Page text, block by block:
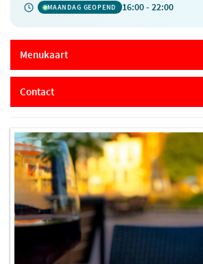
MAANDAG GEOPEND 16:00 - 22:00
Menukaart
Contact